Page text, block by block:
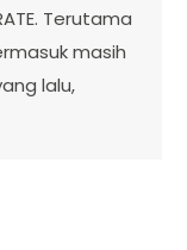
Terutama
masih
lalu,